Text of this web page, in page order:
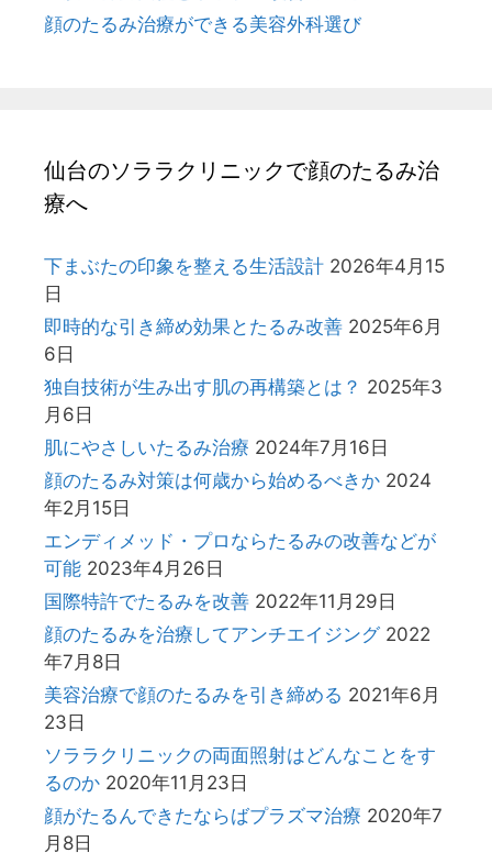
顔のたるみ治療ができる美容外科選び
仙台のソララクリニックで顔のたるみ治
療へ
下まぶたの印象を整える生活設計 2026年4月15
日
即時的な引き締め効果とたるみ改善 2025年6月
6日
独自技術が生み出す肌の再構築とは？ 2025年3
月6日
肌にやさしいたるみ治療 2024年7月16日
顔のたるみ対策は何歳から始めるべきか 2024
年2月15日
エンディメッド・プロならたるみの改善などが
可能 2023年4月26日
国際特許でたるみを改善 2022年11月29日
顔のたるみを治療してアンチエイジング 2022
年7月8日
美容治療で顔のたるみを引き締める 2021年6月
23日
ソララクリニックの両面照射はどんなことをす
るのか 2020年11月23日
顔がたるんできたならばプラズマ治療 2020年7
月8日